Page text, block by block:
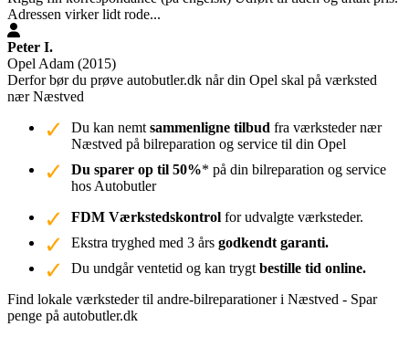
Adressen virker lidt rode...
Peter I.
Opel Adam (2015)
Derfor bør du prøve autobutler.dk når din Opel skal på værksted
nær Næstved
Du kan nemt sammenligne tilbud fra værksteder nær
Næstved på bilreparation og service til din Opel
Du sparer op til 50%* på din bilreparation og service
hos Autobutler
FDM Værkstedskontrol for udvalgte værksteder.
Ekstra tryghed med 3 års godkendt garanti.
Du undgår ventetid og kan trygt bestille tid online.
Find lokale værksteder til andre-bilreparationer i Næstved - Spar
penge på autobutler.dk